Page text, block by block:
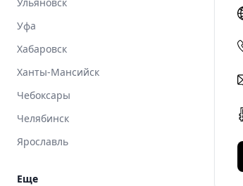
Уфа
Хабаровск
Ханты-Мансийск
Чебоксары
Челябинск
Ярославль
Еще